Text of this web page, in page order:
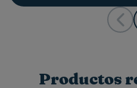
Productos